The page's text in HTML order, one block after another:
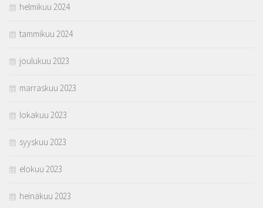
helmikuu 2024
tammikuu 2024
joulukuu 2023
marraskuu 2023
lokakuu 2023
syyskuu 2023
elokuu 2023
heinäkuu 2023